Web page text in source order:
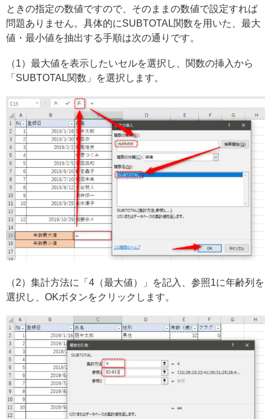
ときの指定の数値ですので、そのままの数値で設定すれば
問題ありません。具体的にSUBTOTAL関数を用いた、最大
値・最小値を抽出する手順は次の通りです。
（1）最大値を表示したいセルを選択し、関数の挿入から
「SUBTOTAL関数」を選択します。
（2）集計方法に「4（最大値）」を記入、参照1に年齢列を
選択し、OKボタンをクリックします。